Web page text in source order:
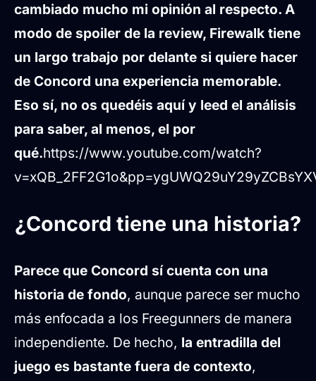
cambiado mucho mi opinión al respecto. A
modo de spoiler de la review, Firewalk tiene
un largo trabajo por delante si quiere hacer
de Concord una experiencia memorable.
Eso sí, no os quedéis aquí y leed el análisis
para saber, al menos, el por
qué.https://www.youtube.com/watch?
¿Concord tiene una historia?
Parece que Concord sí cuenta con una
historia de fondo, aunque parece ser mucho
más enfocada a los Freegunners de manera
independiente. De hecho, la entradilla del
juego es bastante fuera de contexto,